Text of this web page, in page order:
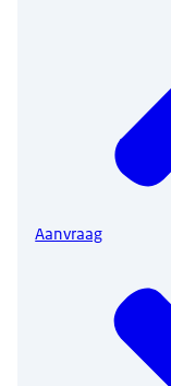
Aanvraag